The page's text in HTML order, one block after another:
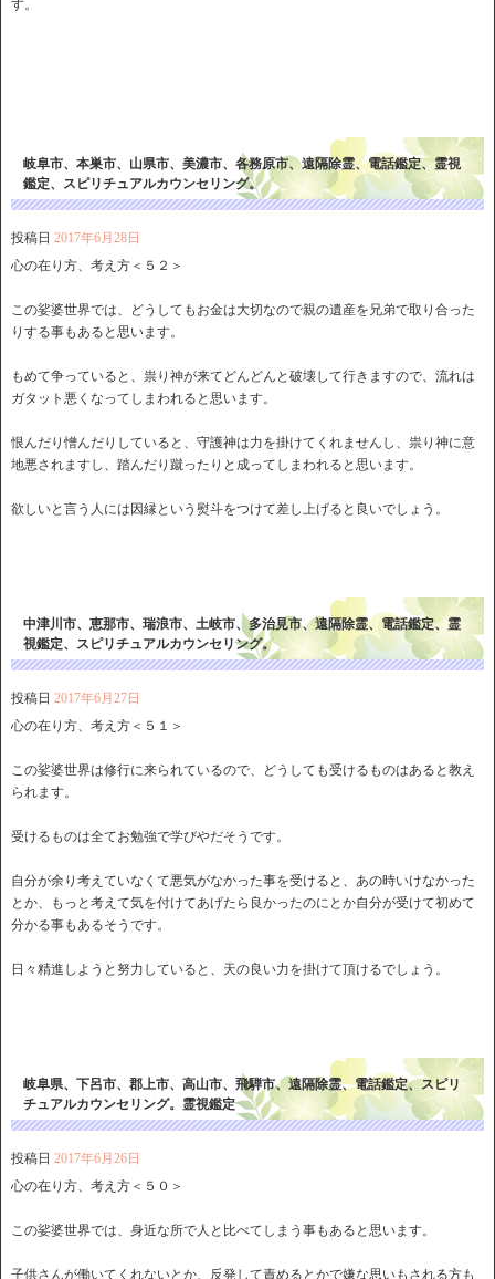
す。
岐阜市、本巣市、山県市、美濃市、各務原市、遠隔除霊、電話鑑定、霊視
鑑定、スピリチュアルカウンセリング。
投稿日 2017年6月28日
心の在り方、考え方＜５２＞
この娑婆世界では、どうしてもお金は大切なので親の遺産を兄弟で取り合った
りする事もあると思います。
もめて争っていると、祟り神が来てどんどんと破壊して行きますので、流れは
ガタット悪くなってしまわれると思います。
恨んだり憎んだりしていると、守護神は力を掛けてくれませんし、祟り神に意
地悪されますし、踏んだり蹴ったりと成ってしまわれると思います。
欲しいと言う人には因縁という熨斗をつけて差し上げると良いでしょう。
中津川市、恵那市、瑞浪市、土岐市、多治見市、遠隔除霊、電話鑑定、霊
視鑑定、スピリチュアルカウンセリング。
投稿日 2017年6月27日
心の在り方、考え方＜５１＞
この娑婆世界は修行に来られているので、どうしても受けるものはあると教え
られます。
受けるものは全てお勉強で学びやだそうです。
自分が余り考えていなくて悪気がなかった事を受けると、あの時いけなかった
とか、もっと考えて気を付けてあげたら良かったのにとか自分が受けて初めて
分かる事もあるそうです。
日々精進しようと努力していると、天の良い力を掛けて頂けるでしょう。
岐阜県、下呂市、郡上市、高山市、飛騨市、遠隔除霊、電話鑑定、スピリ
チュアルカウンセリング。霊視鑑定
投稿日 2017年6月26日
心の在り方、考え方＜５０＞
この娑婆世界では、身近な所で人と比べてしまう事もあると思います。
子供さんが働いてくれないとか、反発して責めるとかで嫌な思いもされる方も